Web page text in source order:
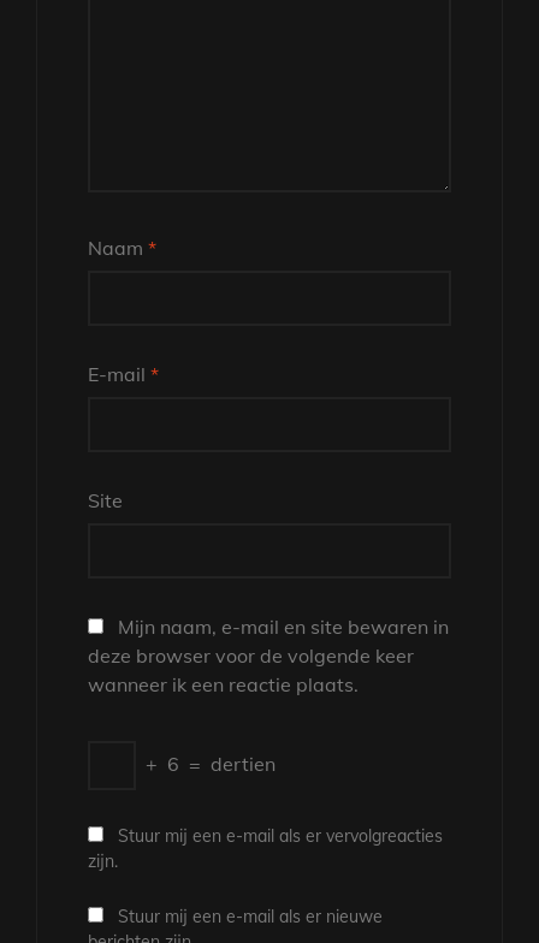
Naam *
E-mail *
Site
Mijn naam, e-mail en site bewaren in
deze browser voor de volgende keer
wanneer ik een reactie plaats.
+ 6 = dertien
Stuur mij een e-mail als er vervolgreacties
zijn.
Stuur mij een e-mail als er nieuwe